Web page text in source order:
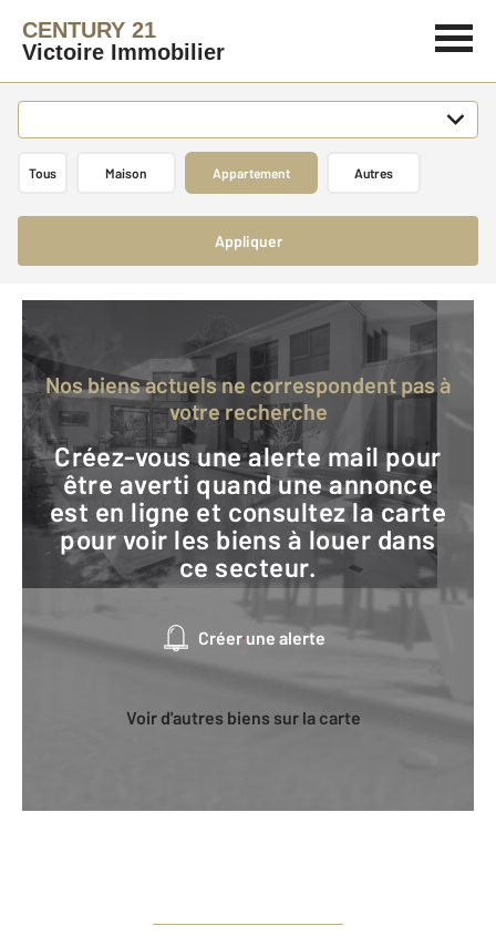
CENTURY 21
Victoire Immobilier
Tous Maison Appartement Autres
Appliquer
Nos biens actuels ne correspondent pas à
votre recherche
Créez-vous une alerte mail pour
être averti quand une annonce
est en ligne et consultez la carte
pour voir les biens à louer dans
ce secteur.
Créer une alerte
Voir d'autres biens sur la carte